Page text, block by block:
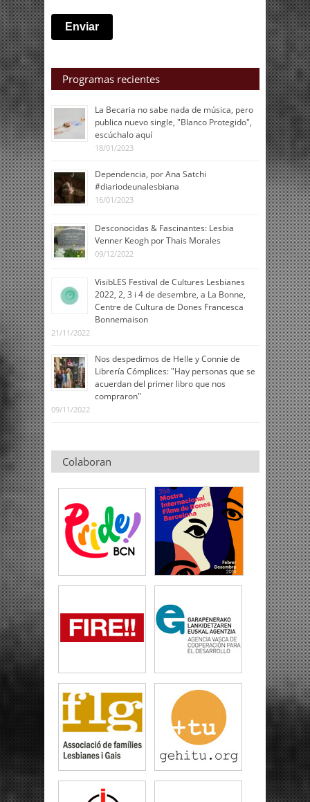
Programas recientes
La Becaria no sabe nada de música, pero
publica nuevo single, "Blanco Protegido",
escúchalo aquí
18/01/2023
Dependencia, por Ana Satchi
#diariodeunalesbiana
16/01/2023
Desconocidas & Fascinantes: Lesbia
Venner Keogh por Thais Morales
09/12/2022
VisibLES Festival de Cultures Lesbianes
2022, 2, 3 i 4 de desembre, a La Bonne,
Centre de Cultura de Dones Francesca
Bonnemaison
21/11/2022
Nos despedimos de Helle y Connie de
Librería Cómplices: "Hay personas que se
acuerdan del primer libro que nos
compraron"
09/11/2022
Colaboran